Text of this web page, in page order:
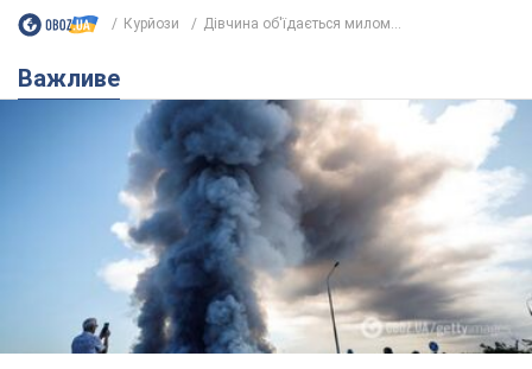
Курйози Дівчина об'їдається милом...
Важливе